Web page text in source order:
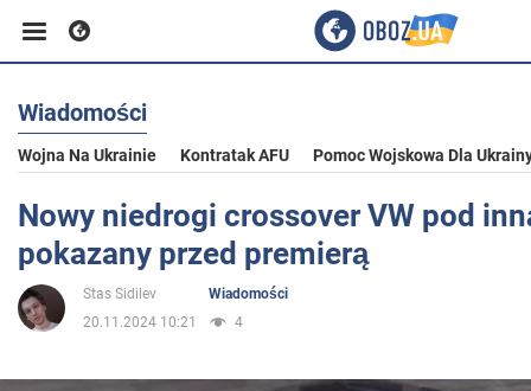
Biznes
Sport
Rozrywka
Wiadomości
Wojna Na Ukrainie Kontratak AFU Pomoc Wojskowa Dla
Nowy niedrogi crossover VW pod
pokazany przed premierą
Stas Sidilev
Wiadomości
20.11.2024 10:21
4